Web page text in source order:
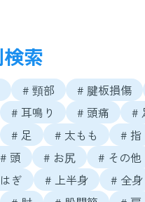
索
# 頸部 # 腱板損傷
# 耳鳴り # 頭痛
#
# 足 # 太もも # 指
# 頭 # お尻
# その他
ぎ
# 上半身 # 全身